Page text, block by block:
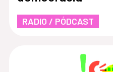
RADIO / PÓDCAST